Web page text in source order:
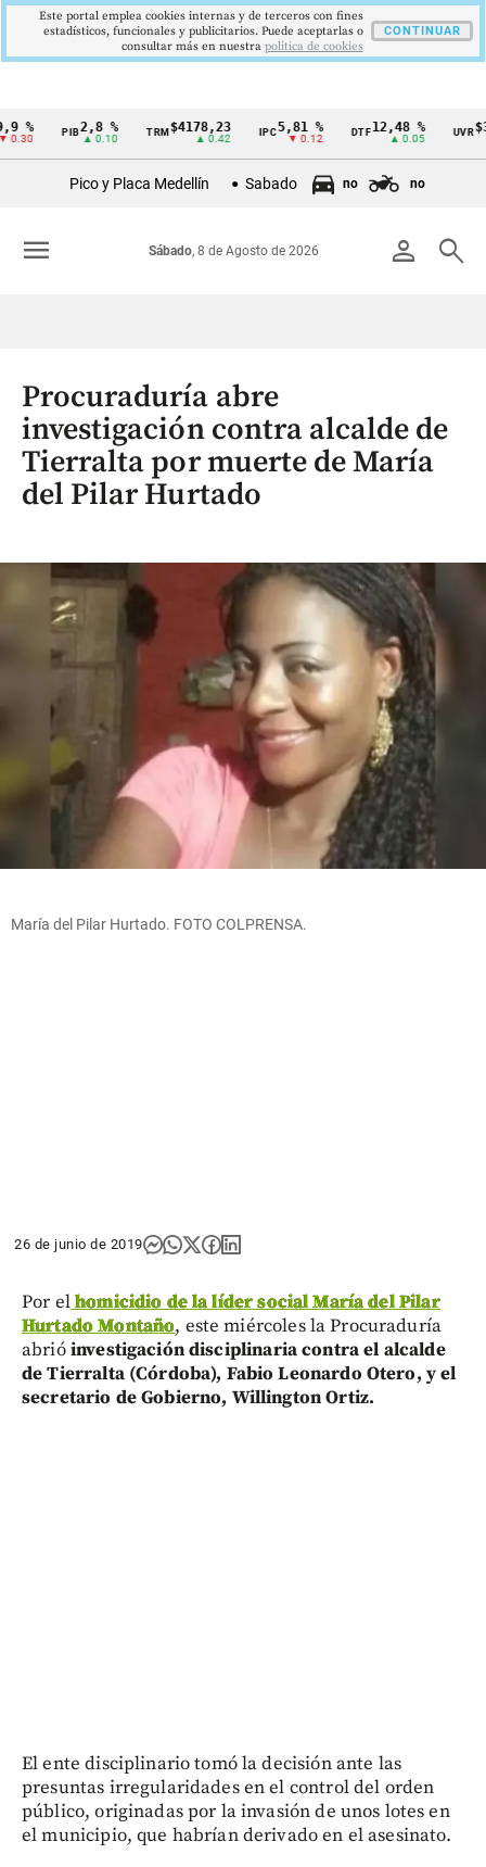
Cintillo
Colombia
% PIB2,8 %
▲ 0.10
TRM$4178,23
▲ 0.42
5,81 %
▼ 0.12
DTF12,48 %
▲ 0.05
UVR
Pico y Placa Medellín Sabado no no
person search
Sábado, 8 de Agosto de 2026
menu
Procuraduría abre
investigación contra alcalde de
Tierralta por muerte de María
del Pilar Hurtado
María del Pilar Hurtado. FOTO COLPRENSA.
26 de junio de 2019
Por elhomicidio de la líder social María del Pilar
Hurtado Montaño, este miércoles la Procuraduría
abrióinvestigación disciplinaria contra el alcalde
de Tierralta (Córdoba), Fabio Leonardo Otero, y el
secretario de Gobierno, Willington Ortiz.
El ente disciplinario tomó la decisión ante las
presuntas irregularidades en el control del orden
público, originadas por la invasión de unos lotes en
el municipio, que habrían derivado en el asesinato.
Este portal emplea cookies internas y de terceros con fines
estadísticos, funcionales y publicitarios. Puede aceptarlas o
consultar más en nuestra politica de cookies
CONTINUAR